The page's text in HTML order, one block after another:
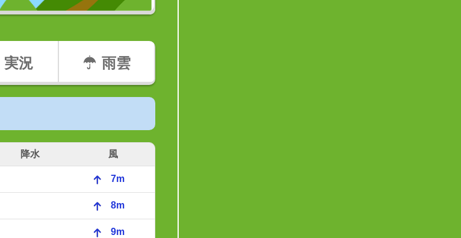
実況 雨雲
降水 風
7m
8m
9m